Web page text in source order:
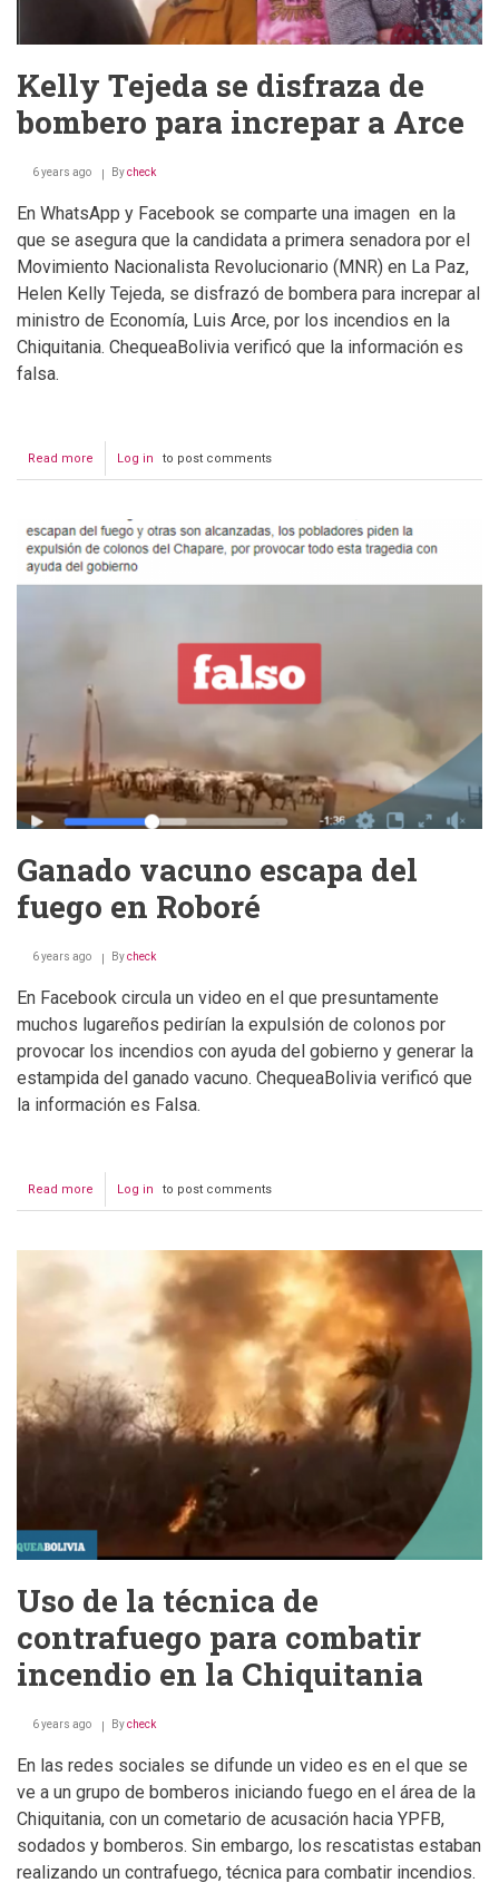
Kelly Tejeda se disfraza de
bombero para increpar a Arce
6 years ago Bycheck
En WhatsApp y Facebook se comparte una imagen en la
que se asegura que la candidata a primera senadora por el
Movimiento Nacionalista Revolucionario (MNR) en La Paz,
Helen Kelly Tejeda, se disfrazó de bombera para increpar al
ministro de Economía, Luis Arce, por los incendios en la
Chiquitania. ChequeaBolivia verificó que la información es
falsa.
Read more about
Kelly
disfraza
de
bombero
Log in to post comments
Ganado vacuno escapa del
fuego en Roboré
6 years ago Bycheck
En Facebook circula un video en el que presuntamente
muchos lugareños pedirían la expulsión de colonos por
provocar los incendios con ayuda del gobierno y generar la
estampida del ganado vacuno. ChequeaBolivia verificó que
la información es Falsa.
Read more about
Ganado
Log in to post comments
Uso de la técnica de
contrafuego para combatir
incendio en la Chiquitania
6 years ago Bycheck
En las redes sociales se difunde un video es en el que se
ve a un grupo de bomberos iniciando fuego en el área de la
Chiquitania, con un cometario de acusación hacia YPFB,
sodados y bomberos. Sin embargo, los rescatistas estaban
realizando un contrafuego, técnica para combatir incendios.